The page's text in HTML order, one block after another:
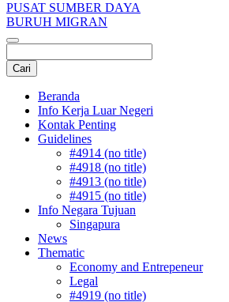
PUSAT SUMBER DAYA
BURUH MIGRAN
Beranda
Info Kerja Luar Negeri
Kontak Penting
Guidelines
#4914 (no title)
#4918 (no title)
#4913 (no title)
#4915 (no title)
Info Negara Tujuan
Singapura
News
Thematic
Economy and Entrepeneur
Legal
#4919 (no title)